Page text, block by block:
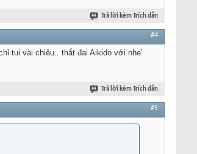
Trả lời kèm Trích dẫn
#4
tui vài chiêu.. thắt đai Aikido với nhe'
Trả lời kèm Trích dẫn
#5